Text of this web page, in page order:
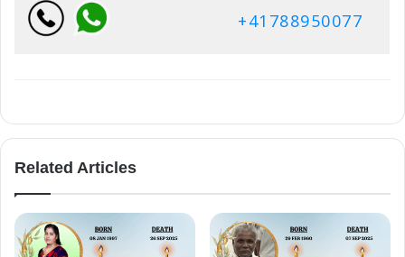
+41788950077
Related Articles